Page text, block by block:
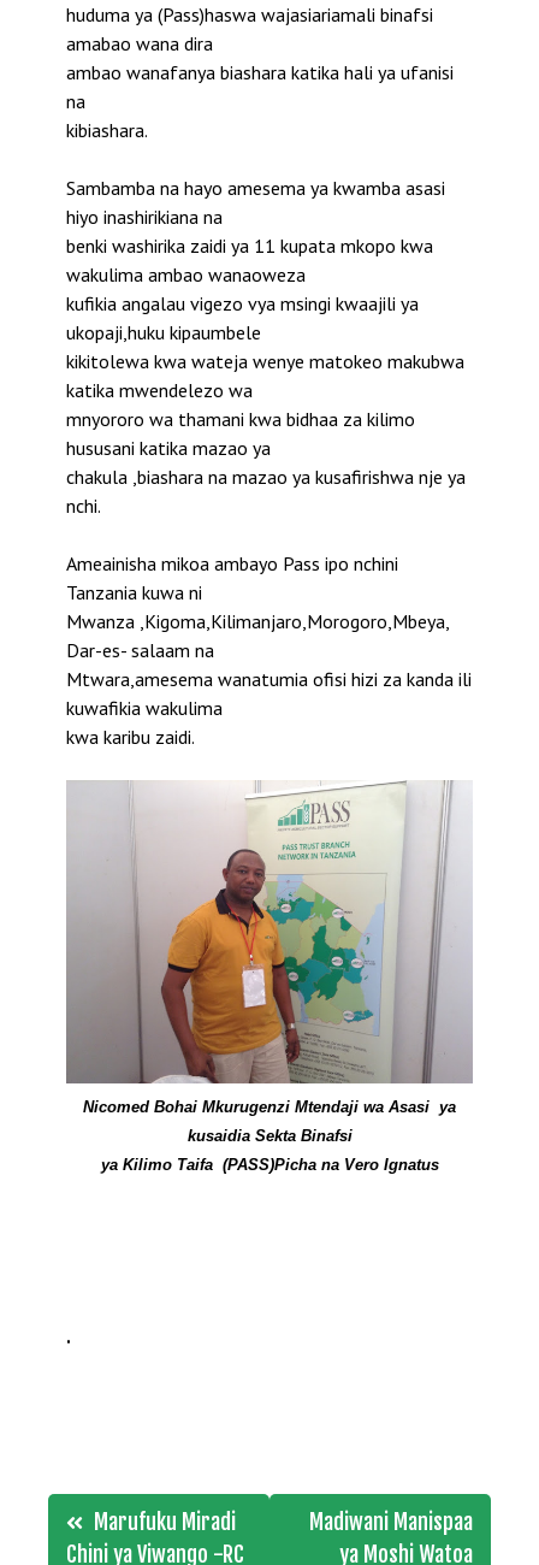
huduma ya (Pass)haswa wajasiariamali binafsi
amabao wana dira
ambao wanafanya biashara katika hali ya ufanisi
na
kibiashara.
Sambamba na hayo amesema ya kwamba asasi
hiyo inashirikiana na
benki washirika zaidi ya 11 kupata mkopo kwa
wakulima ambao wanaoweza
kufikia angalau vigezo vya msingi kwaajili ya
ukopaji,huku kipaumbele
kikitolewa kwa wateja wenye matokeo makubwa
katika mwendelezo wa
mnyororo wa thamani kwa bidhaa za kilimo
hususani katika mazao ya
chakula ,biashara na mazao ya kusafirishwa nje ya
nchi.
Ameainisha mikoa ambayo Pass ipo nchini
Tanzania kuwa ni
Mwanza ,Kigoma,Kilimanjaro,Morogoro,Mbeya,
Dar-es- salaam na
Mtwara,amesema wanatumia ofisi hizi za kanda ili
kuwafikia wakulima
kwa karibu zaidi.
Nicomed Bohai Mkurugenzi Mtendaji wa Asasi ya
kusaidia Sekta Binafsi
ya Kilimo Taifa (PASS)Picha na Vero Ignatus
.
PostMarufuku Miradi
Chini ya Viwango -RC
Madiwani Manispaa
ya Moshi Watoa